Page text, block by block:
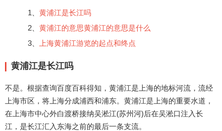
1、 黄浦江是长江吗
2、 黄浦江的意思黄浦江的意思是什么
3、
上海黄浦江游览的起点和终点
黄浦江是长江吗
不是。根据查询百度百科得知，黄浦江是上海的地标河流，流经
上海市区，将上海分成浦西和浦东。黄浦江是上海的重要水道，
在上海市中心外白渡桥接纳吴淞江(苏州河)后在吴淞口注入长
江，是长江汇入东海之前的最后一条支流。